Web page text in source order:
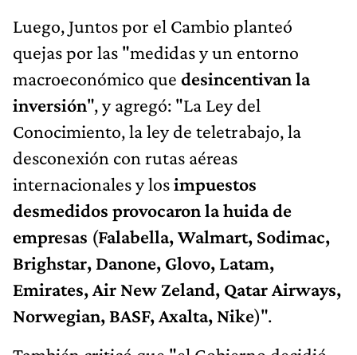
Luego, Juntos por el Cambio planteó
quejas por las "medidas y un entorno
macroeconómico que desincentivan la
inversión", y agregó: "La Ley del
Conocimiento, la ley de teletrabajo, la
desconexión con rutas aéreas
internacionales y losimpuestos
desmedidos provocaron la huida de
empresas (Falabella, Walmart, Sodimac,
Brighstar, Danone, Glovo, Latam,
Emirates, Air New Zeland, Qatar Airways,
Norwegian, BASF, Axalta, Nike)".